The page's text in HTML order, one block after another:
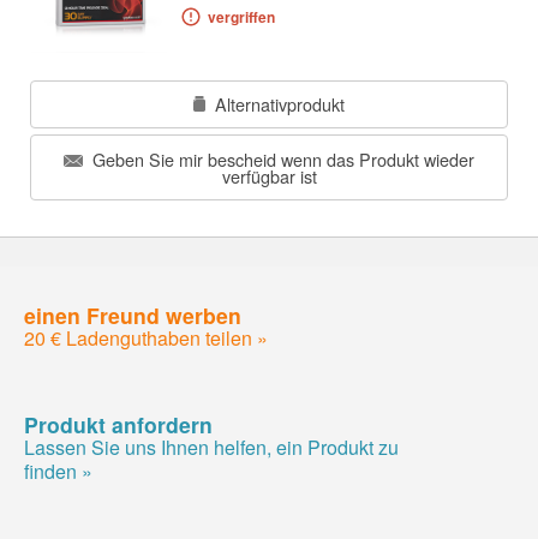
vergriffen
Alternativprodukt
Geben Sie mir bescheid wenn das Produkt wieder
verfügbar ist
einen Freund werben
20 € Ladenguthaben teilen »
Produkt anfordern
Lassen Sie uns Ihnen helfen, ein Produkt zu
finden »